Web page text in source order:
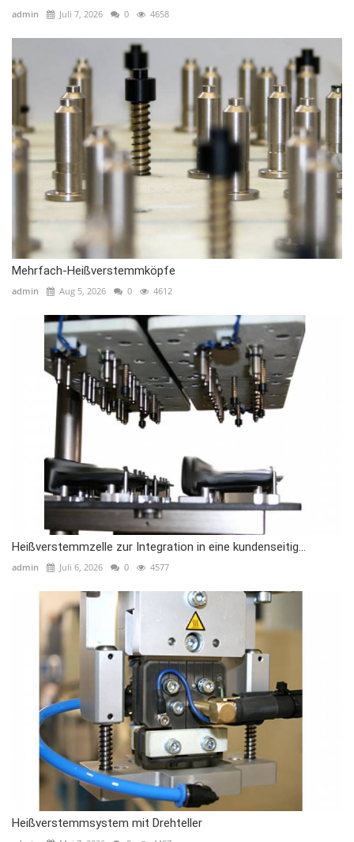
admin Juli 7, 2026 0 4658
Mehrfach-Heißverstemmköpfe
admin Aug 5, 2026 0 4612
Heißverstemmzelle zur Integration in eine kundenseitig...
admin Juli 6, 2026 0 4577
Heißverstemmsystem mit Drehteller